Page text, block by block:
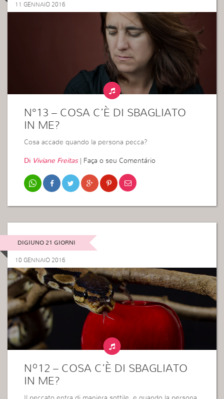
11 GENNAIO 2016
N°13 – COSA C’È DI SBAGLIATO
IN ME?
Cosa accade quando la persona pecca?
Di Viviane Freitas| Faça o seu Comentário
DIGIUNO 21 GIORNI
10 GENNAIO 2016
Nº12 – COSA C’È DI SBAGLIATO
IN ME?